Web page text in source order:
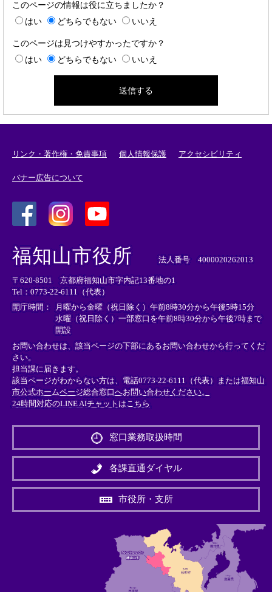
このページの情報は役に立ちましたか？
はい
どちらでもない いいえ
このページは見つけやすかったですか？
はい
どちらでもない いいえ
リンク・著作権・免責事項 個人情報保護 アクセシビリティ
バナー広告について
外
部
リ
ン
ク
＞
外
リ
ン
ク
＞
外
部
ン
ク
＞
福知山市役所 法人番号 4000020262013
〒620-8501 京都府福知山市字内記13番地の1
Tel：0773-22-6111（代表）
開庁時間：
月曜から金曜（祝日除く）午前8時30分から午後5時15分
水曜（祝日除く）一部窓口を午前8時30分から午後7時まで
開設
お問い合わせは、該当ページの下部にあるお問い合わせから行ってくだ
さい。
担当課に届きます。
該当ページがわからない方は、電話0773-22-6111（代表）または福知山
市公式ホームページ総合窓口へお問い合わせください。
24時間対応のLINE AIチャットはこちら
外
リ
ン
＞
窓口業務取扱時間
各課直通ダイヤル
市役所・支所